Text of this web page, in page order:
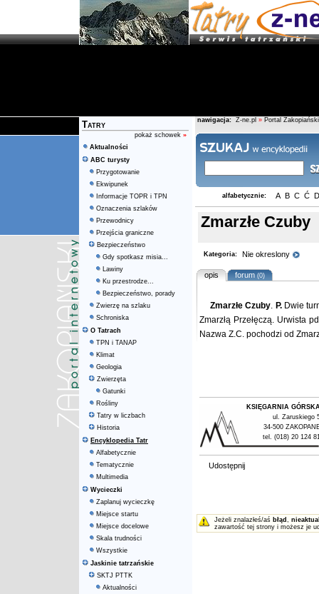
Tatry
pokaż schowek »
Aktualności
ABC turysty
Przygotowanie
Ekwipunek
Informacje TOPR i TPN
Oznaczenia szlaków
Przewodnicy
Przejścia graniczne
Bezpieczeństwo
Gdy spotkasz misia...
Lawiny
Ku przestrodze...
Bezpieczeństwo, porady
Zwierzę na szlaku
Schroniska
O Tatrach
TPN i TANAP
Klimat
Geologia
Zwierzęta
Gatunki
Rośliny
Tatry w liczbach
Historia
Encyklopedia Tatr
Alfabetycznie
Tematycznie
Multimedia
Wycieczki
Zaplanuj wycieczkę
Miejsce startu
Miejsce docelowe
Skala trudności
Wszystkie
Jaskinie tatrzańskie
SKTJ PTTK
Aktualności
nawigacja: Z-ne.pl » Portal Zakopiański
alfabetycznie: A B C Ć D
Zmarzłe Czuby
Kategoria: Nie okreslony
opis forum(0)
Zmarzłe Czuby. P.Dwie
Zmarzłą Przełęczą. Urwista
Nazwa Z.C. pochodzi od
KSIĘGARNIA
ul. Zaruskiego
34-500
tel. (018) 20 124
Udostępnij
Jeżeli znalazłeś/aś błąd ,
zawartość tej strony i możesz je